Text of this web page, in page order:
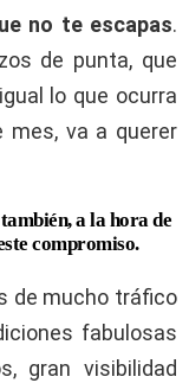
no te escapas.
de punta, que
lo que ocurra
mes, va a querer
a la hora de
compromiso.
de mucho tráfico
fabulosas
gran visibilidad